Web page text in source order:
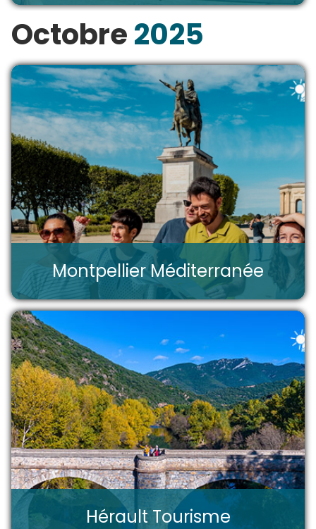
Octobre2025
Montpellier Méditerranée
Hérault Tourisme